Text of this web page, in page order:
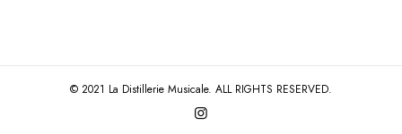
© 2021 La Distillerie Musicale. ALL RIGHTS RESERVED.